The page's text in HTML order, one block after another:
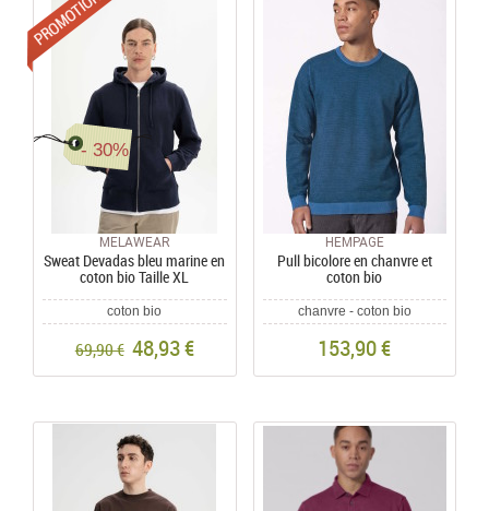
- 30%
MELAWEAR
Sweat Devadas bleu marine en
coton bio Taille XL
coton bio
69,90 € 48,93 €
HEMPAGE
Pull bicolore en chanvre et
coton bio
chanvre - coton bio
153,90 €